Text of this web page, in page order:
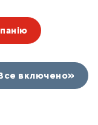
включено»